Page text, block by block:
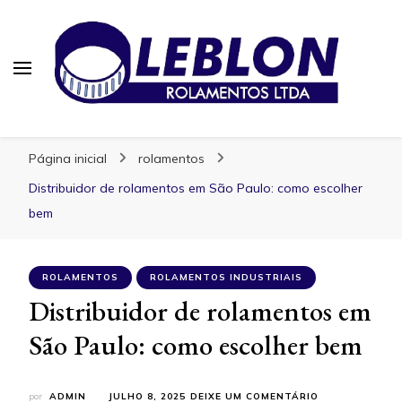
Página inicial
rolamentos
Distribuidor de rolamentos em São Paulo: como escolher
bem
ROLAMENTOS ROLAMENTOS INDUSTRIAIS
Distribuidor de rolamentos em
São Paulo: como escolher bem
por ADMIN JULHO 8, 2025 DEIXE UM COMENTÁRIO